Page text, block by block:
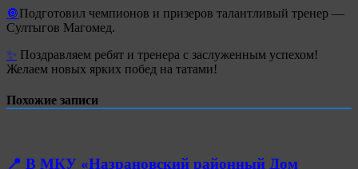
🔘Подготовил чемпионов и призеров талантливый тренер —
Султыгов Магомед.
✨ Поздравляем ребят и тренера с заслуженным успехом!
Желаем новых ярких побед на татами!
Похожие записи
📍 В МКУ «Назрановский районный Дом